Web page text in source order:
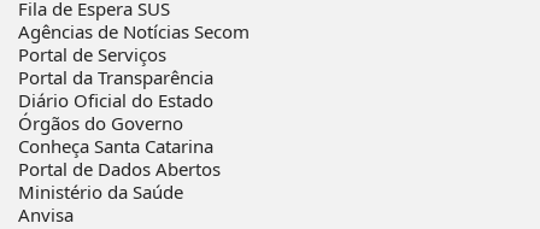
Fila de Espera SUS
Agências de Notícias Secom
Portal de Serviços
Portal da Transparência
Diário Oficial do Estado
Órgãos do Governo
Conheça Santa Catarina
Portal de Dados Abertos
Ministério da Saúde
Anvisa